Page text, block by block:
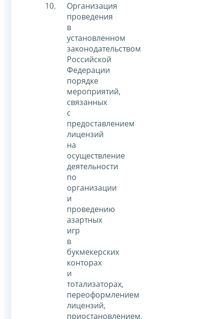
Организация
проведения
в
установленном
законодательством
Российской
Федерации
порядке
мероприятий,
связанных
с
предоставлением
лицензий
на
осуществление
деятельности
по
организации
и
проведению
азартных
игр
в
букмекерских
конторах
и
тотализаторах,
переоформлением
лицензий,
приостановлением,